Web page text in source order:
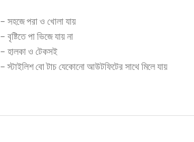
– সহজে পরা ও খোলা যায়
– বৃষ্টিতে পা ভিজে যায় না
– হালকা ও টেকসই
– স্টাইলিশ বো টাচ যেকোনো আউটফিটের সাথে মিলে যায়